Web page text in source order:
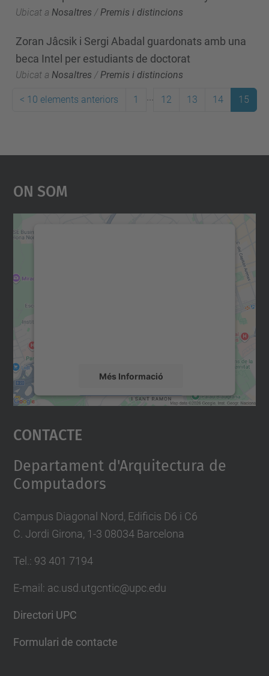
Ubicat a Nosaltres / Premis i distincions
Zoran Jâcsik i Sergi Abadal guardonats amb una
beca Intel per estudiants de doctorat
Ubicat a Nosaltres /Premis i distincions
< 10 elements anteriors 1 12 13 14 15
On Som
Més Informació
Accepta
powered by
Contacte
Departament d'Arquitectura de
Computadors
Campus Diagonal Nord, Edificis D6 i C6
C. Jordi Girona, 1-3 08034 Barcelona
Tel.: 93 401 7194
E-mail: ac.usd.utgcntic@upc.edu
Directori UPC
Formulari de contacte